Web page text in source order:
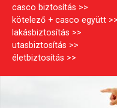
casco biztosítás
kötelező + casco együtt
lakásbiztosítás
utasbiztosítás
életbiztosítás